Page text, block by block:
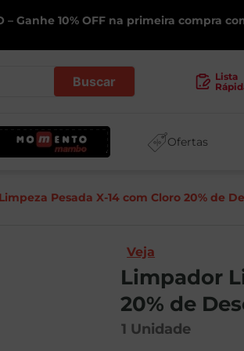
– Ganhe 10% OFF na primeira compra
Lista
Ofertas
Pesada X-14 com Cloro 20% de
Veja
Limpador
20% de
1 Unidade